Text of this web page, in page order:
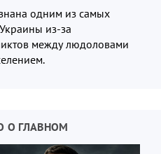
одним из самых
из-за
между людоловами
О ГЛАВНОМ